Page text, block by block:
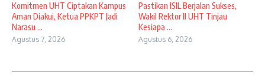
Komitmen UHT Ciptakan Kampus
Aman Diakui, Ketua PPKPT Jadi
Narasu ...
Agustus 7, 2026
Pastikan ISIL Berjalan Sukses,
Wakil Rektor II UHT Tinjau
Kesiapa ...
Agustus 6, 2026